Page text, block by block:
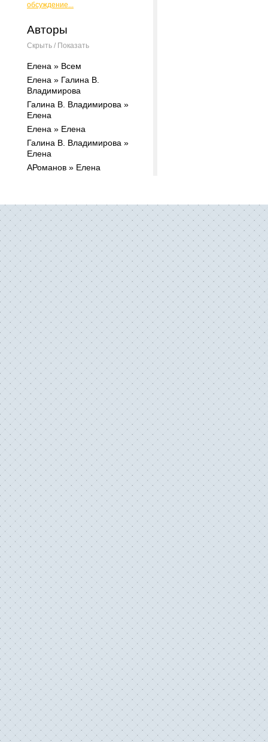
обсуждение...
Авторы
Скрыть / Показать
Елена » Всем
Елена » Галина В.
Владимирова
Галина В. Владимирова »
Елена
Елена » Елена
Галина В. Владимирова »
Елена
АРоманов » Елена